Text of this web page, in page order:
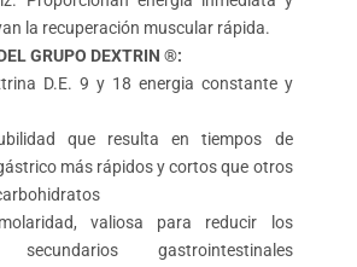
la recuperación muscular rápida.
GRUPO DEXTRIN ®:
D.E. 9 y 18 energia constante y
que resulta en tiempos de
más rápidos y cortos que otros
valiosa para reducir los
secundarios gastrointestinales